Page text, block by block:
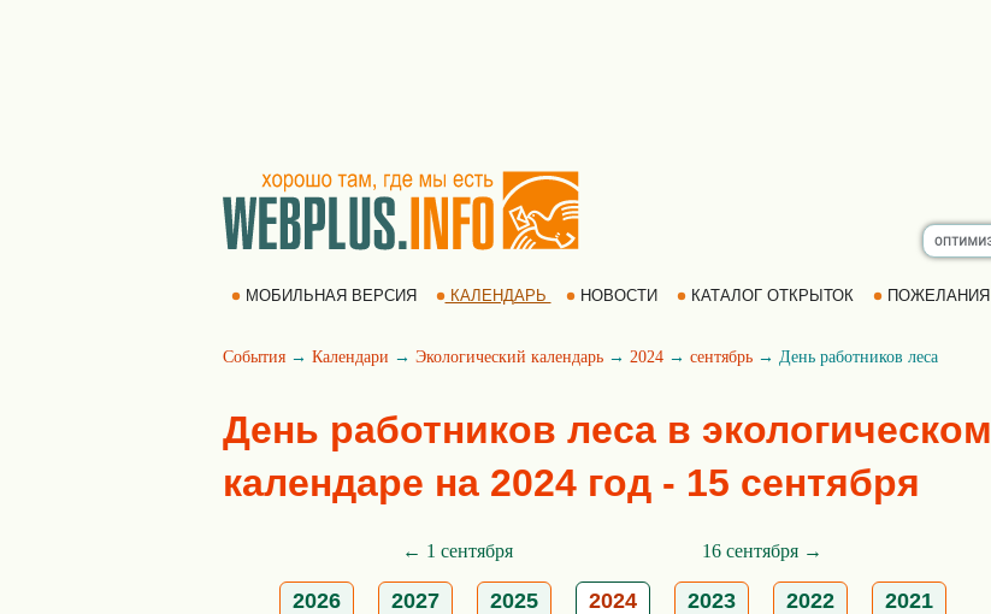
МОБИЛЬНАЯ ВЕРСИЯ КАЛЕНДАРЬ НОВОСТИ КАТАЛОГ ОТКРЫТОК ПОЖЕЛАНИЯ
События → Календари → Экологический календарь → 2024 → сентябрь → День работников леса
День работников леса в экологическом
календаре на 2024 год - 15 сентября
← 1 сентября 16 сентября →
2026 2027 2025 2024 2023 2022 2021